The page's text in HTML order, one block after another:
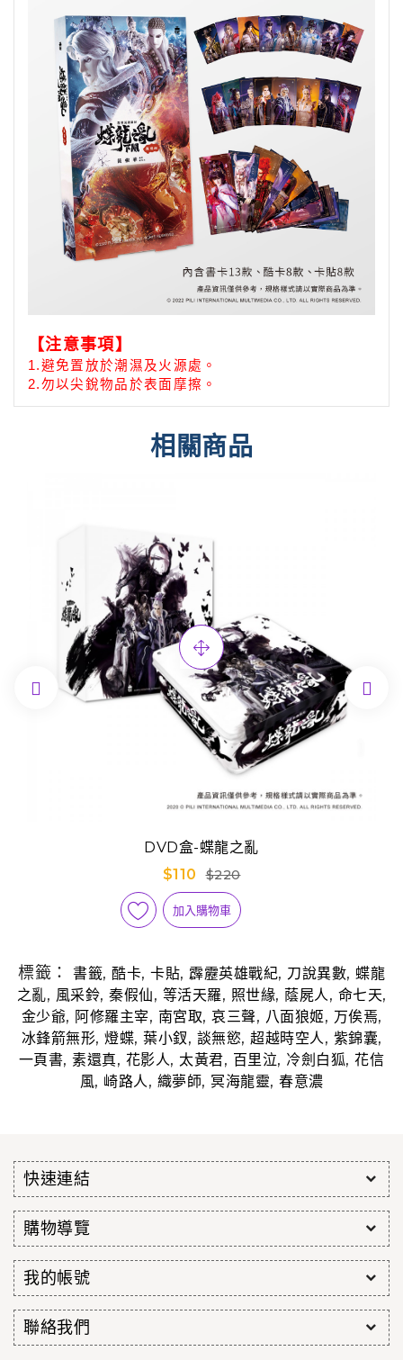
【注意事項】
1.避免置放於潮濕及火源處。
2.勿以尖銳物品於表面摩擦。
相關商品
DVD盒-蝶龍之亂
$110
$220
加入購物車
 
標籤： 書籤, 酷卡, 卡貼, 霹靂英雄戰紀, 刀說異數, 蝶龍
之亂, 風采鈴, 秦假仙, 等活天羅, 照世緣, 蔭屍人, 命七天,
金少爺, 阿修羅主宰, 南宮取, 哀三聲, 八面狼姬, 万俟焉,
冰鋒箭無形, 燈蝶, 葉小釵, 談無慾, 超越時空人, 紫錦囊,
一頁書,素還真, 花影人,太黃君, 百里泣, 冷劍白狐,花信
風, 崎路人, 織夢師, 冥海龍靈, 春意濃
快速連結
購物導覽
我的帳號
聯絡我們